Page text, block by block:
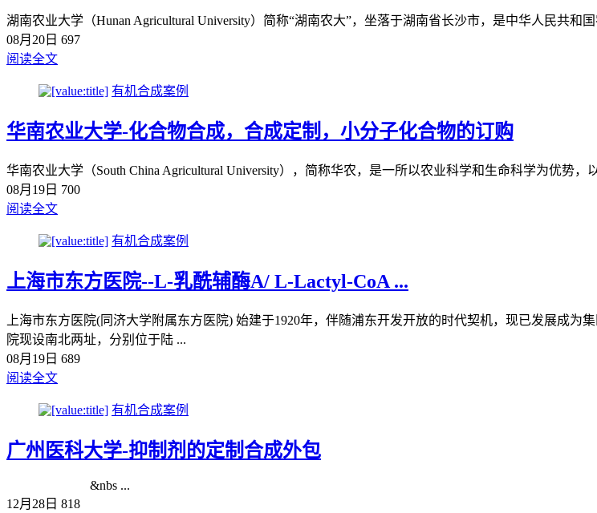
湖南农业大学（Hunan Agricultural University）简称“湖南农大”，坐落于湖南省长沙市，是中华人民共
08月20日 697
阅读全文
有机合成案例
华南农业大学-化合物合成，合成定制，小分子化合物的订购
华南农业大学（South China Agricultural University），简称华农，是一所以农业科学和生命科学为优势
08月19日 700
阅读全文
有机合成案例
上海市东方医院--L-乳酰辅酶A/ L-Lactyl-CoA ...
上海市东方医院(同济大学附属东方医院) 始建于1920年，伴随浦东开发开放的时代契机，现已发展成
院现设南北两址，分别位于陆 ...
08月19日 689
阅读全文
有机合成案例
广州医科大学-抑制剂的定制合成外包
&nbs ...
12月28日 818